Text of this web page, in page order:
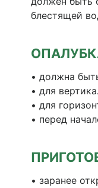
блестящей
• должна
• для
• для
• перед
• заранее